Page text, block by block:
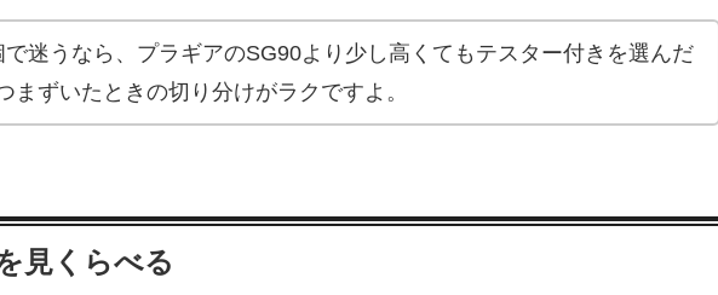
迷うなら、プラギアのSG90より少し高くてもテスター付きを選んだ
まずいたときの切り分けがラクですよ。
見くらべる